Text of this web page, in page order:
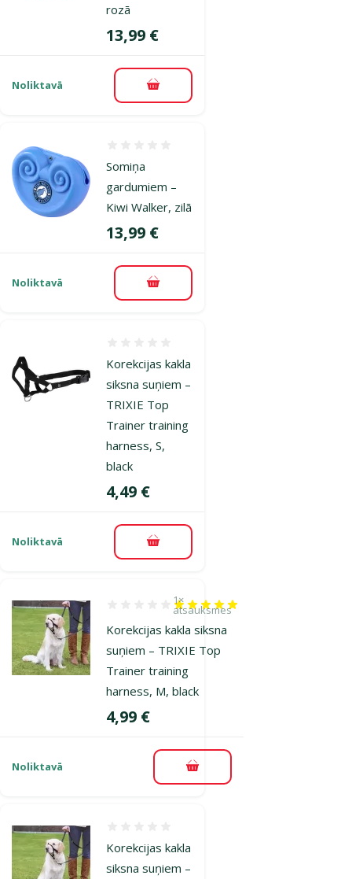
rozā
Cena
13,99 €
Noliktavā Pievienot grozam
Somiņa
gardumiem –
Kiwi Walker, zilā
Cena
13,99 €
Noliktavā Pievienot grozam
Korekcijas kakla
siksna suņiem –
TRIXIE Top
Trainer training
harness, S,
black
Cena
4,49 €
Noliktavā Pievienot grozam
Korekcijas kakla siksna
suņiem – TRIXIE Top
Trainer training
harness, M, black
Atsauksmes 100%, reitingu skaits: 1
1×
atsauksmes
Cena
4,99 €
Noliktavā Pievienot grozam
Korekcijas kakla
siksna suņiem –